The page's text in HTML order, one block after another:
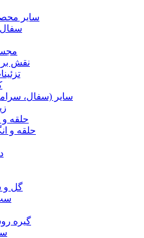
سایر
نقش
سایر (سفال،
حلقه و
حلقه و
گل و
گیره